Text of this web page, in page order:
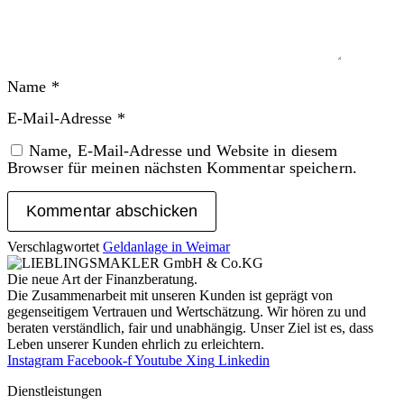
Name *
E-Mail-Adresse *
Name, E-Mail-Adresse und Website in diesem
Browser für meinen nächsten Kommentar speichern.
Verschlagwortet Geldanlage in Weimar
Die neue Art der Finanzberatung.
Die Zusammenarbeit mit unseren Kunden ist geprägt von
gegenseitigem Vertrauen und Wertschätzung. Wir hören zu und
beraten verständlich, fair und unab­hängig. Unser Ziel ist es, dass
Leben unserer Kunden ehrlich zu erleichtern.
Instagram Facebook-fYoutube Xing Linkedin
Dienst­leistungen